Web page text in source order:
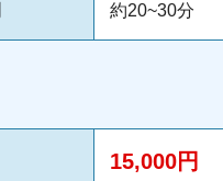
約20~30分
15,000円